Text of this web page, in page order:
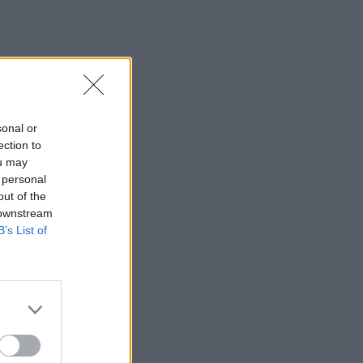
or
to
may
of the
List of